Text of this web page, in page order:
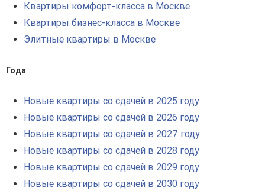
Квартиры комфорт-класса в Москве
Квартиры бизнес-класса в Москве
Элитные квартиры в Москве
Года
Новые квартиры со сдачей в 2025 году
Новые квартиры со сдачей в 2026 году
Новые квартиры со сдачей в 2027 году
Новые квартиры со сдачей в 2028 году
Новые квартиры со сдачей в 2029 году
Новые квартиры со сдачей в 2030 году